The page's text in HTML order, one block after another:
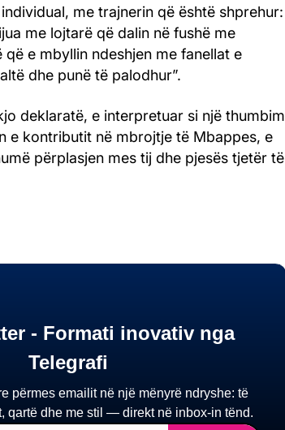
me trajnerin që është shprehur:
me lojtarë që dalin në fushë me
e mbyllin ndeshjen me fanellat e
dhe punë të palodhur”.
deklaratë, e interpretuar si një thumbim
e kontributit në mbrojtje të Mbappes, e
përplasjen mes tij dhe pjesës tjetër të